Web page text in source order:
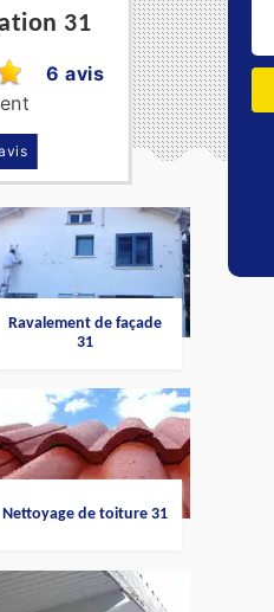
31
6 avis
Ravalement de façade
31
Nettoyage de toiture 31